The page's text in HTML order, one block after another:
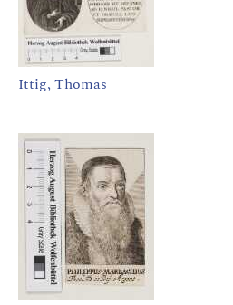
Ittig, Thomas